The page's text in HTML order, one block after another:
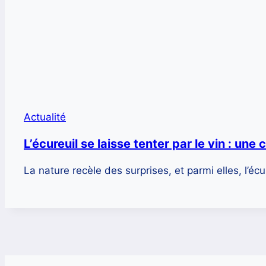
Actualité
L’écureuil se laisse tenter par le vin : une
La nature recèle des surprises, et parmi elles,